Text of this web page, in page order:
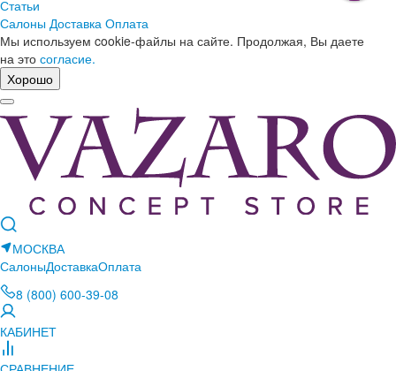
Статьи
Салоны Доставка Оплата
Мы используем cookie-файлы на сайте. Продолжая, Вы даете
на это согласие.
Хорошо
МОСКВА
СалоныДоставкаОплата
8 (800) 600-39-08
КАБИНЕТ